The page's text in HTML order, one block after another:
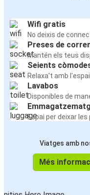
Wifi gratis
No deixis de
Preses de
Mantén els teus
Seients
Relaxa't amb
Lavabos
Disponibles de
Espai per deixar
Viatges amb
Més